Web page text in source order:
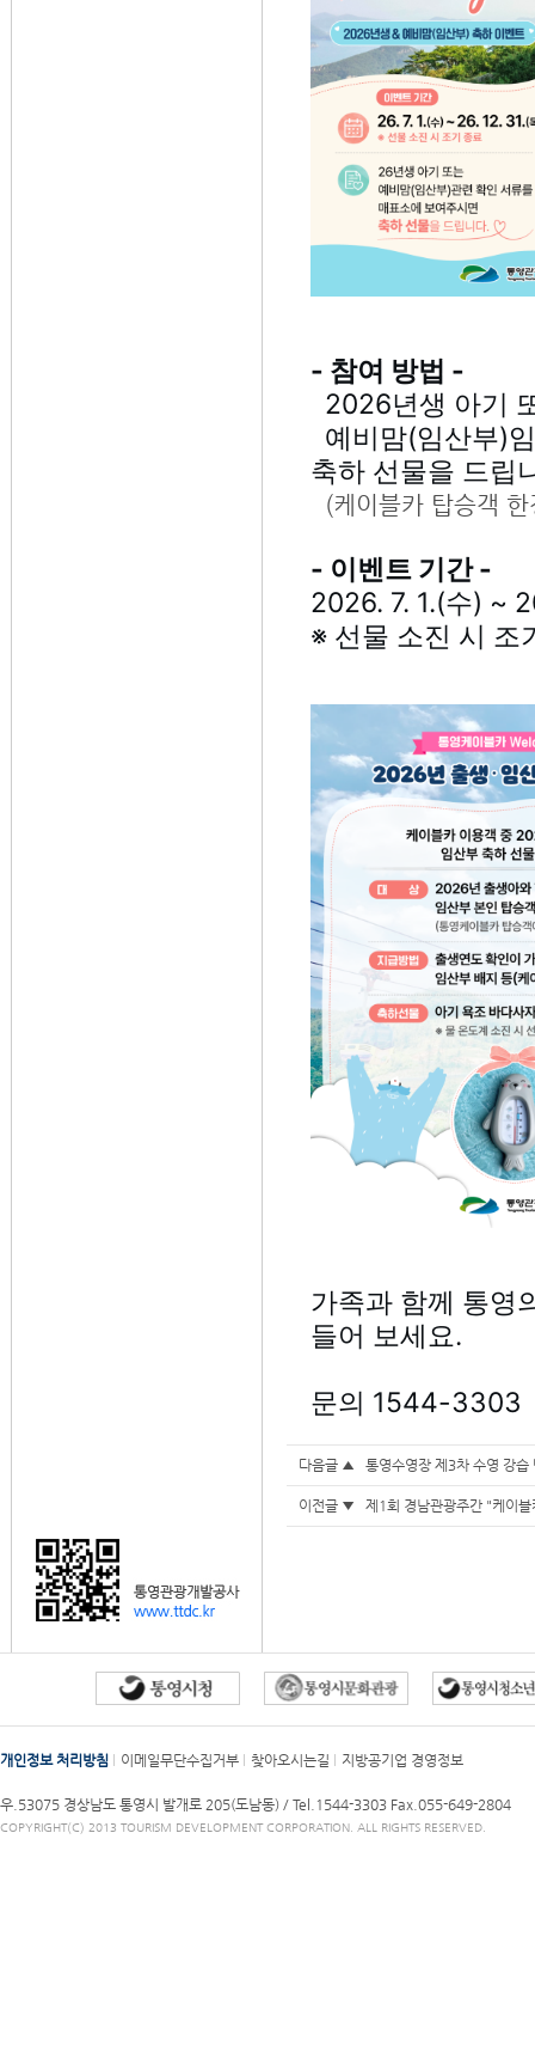
- 참여 방법 -
2026년생 아기
예비맘(임산부)
축하 선물을 드립
(케이블카 탑승객 한
- 이벤트 기간 -
2026. 7. 1.(수) ~
※ 선물 소진 시 조
가족과 함께 통영
들어 보세요.
문의 1544-3303
다음글 ▲ 통영수영장 제3차 수영 강습
이전글 ▼ 제1회 경남관광주간 "케이
개인정보 처리방침 이메일무단수집거부 찾아오시는길 지방공기업 경영정보
우.53075 경상남도 통영시 발개로 205(도남동) / Tel.1544-3303 Fax.055-649-2804
COPYRIGHT(C) 2013 TOURISM DEVELOPMENT CORPORATION. ALL RIGHTS RESERVED.